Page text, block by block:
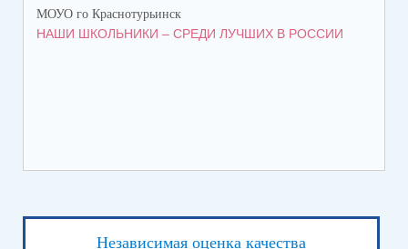
МОУО го Краснотурьинск
НАШИ ШКОЛЬНИКИ – СРЕДИ ЛУЧШИХ В РОССИИ
Независимая оценка качества